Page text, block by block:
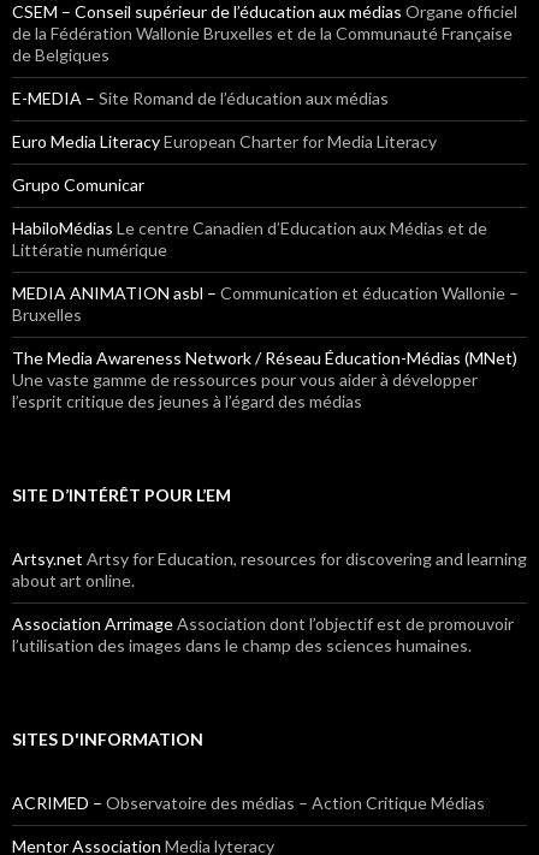
CSEM – Conseil supérieur de l’éducation aux médias Organe officiel
de la Fédération Wallonie Bruxelles et de la Communauté Française
de Belgiques
E-MEDIA – Site Romand de l’éducation aux médias
Euro Media LiteracyEuropean Charter for Media Literacy
Grupo Comunicar
HabiloMédias Le centre Canadien d’Education aux Médias et de
Littératie numérique
MEDIA ANIMATION asbl – Communication et éducation Wallonie –
Bruxelles
The Media Awareness Network / Réseau Éducation-Médias (MNet)
Une vaste gamme de ressources pour vous aider à développer
l’esprit critique des jeunes à l’égard des médias
SITE D’INTÉRÊT POUR L’EM
Artsy.net Artsy for Education, resources for discovering and learning
about art online.
Association ArrimageAssociation dont l’objectif est de promouvoir
l’utilisation des images dans le champ des sciences humaines.
SITES D'INFORMATION
ACRIMED – Observatoire des médias – Action Critique Médias
Mentor Association Media lyteracy